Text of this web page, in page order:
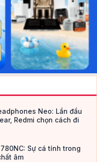
Neo: Lần đầu
Redmi chọn cách đi
Sự cá tính trong
âm